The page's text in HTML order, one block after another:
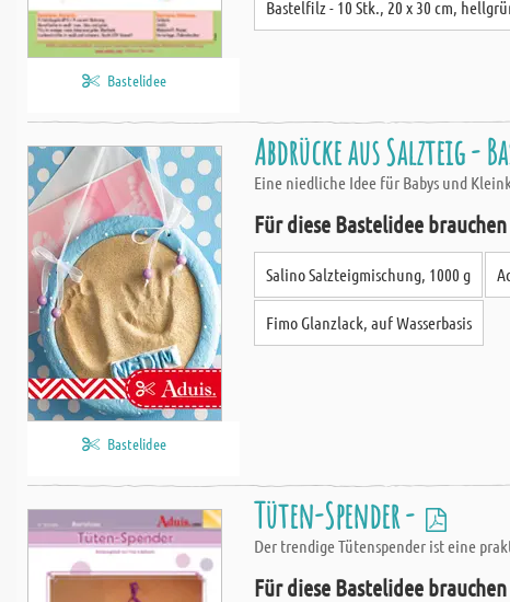
Bastelidee
Bastelfilz - 10 Stk., 20 x 30 cm,
Bastelidee
Abdrücke aus Salzteig -
Eine niedliche Idee für Babys und
Für diese Bastelidee brauchen
Salino Salzteigmischung, 1000 g
Fimo Glanzlack, auf Wasserbasis
Tüten-Spender -
Der trendige Tütenspender ist eine
Für diese Bastelidee brauchen